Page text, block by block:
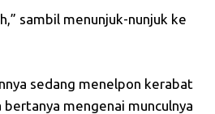
sambil menunjuk-nunjuk ke
sedang menelpon kerabat
bertanya mengenai munculnya